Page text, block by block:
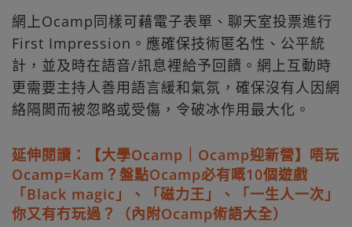
網上Ocamp同樣可藉電子表單、聊天室投票進行
First Impression。應確保技術匿名性、公平統
計，並及時在語音/訊息裡給予回饋。網上互動時
更需要主持人善用語言緩和氣氛，確保沒有人因網
絡隔閡而被忽略或受傷，令破冰作用最大化。
延伸閱讀：【大學Ocamp｜Ocamp迎新營】唔玩
Ocamp=Kam？盤點Ocamp必有嘅10個遊戲
「Black magic」、「磁力王」、「一生人一次」
你又有冇玩過？（內附Ocamp術語大全）